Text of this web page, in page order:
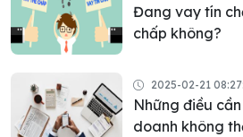
Đang vay tín
chấp không?
2025-02-21
Những điều
doanh không